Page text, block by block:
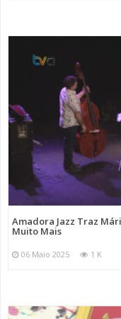
Amadora Jazz Traz
Muito Mais
06 Maio 2025 1 K